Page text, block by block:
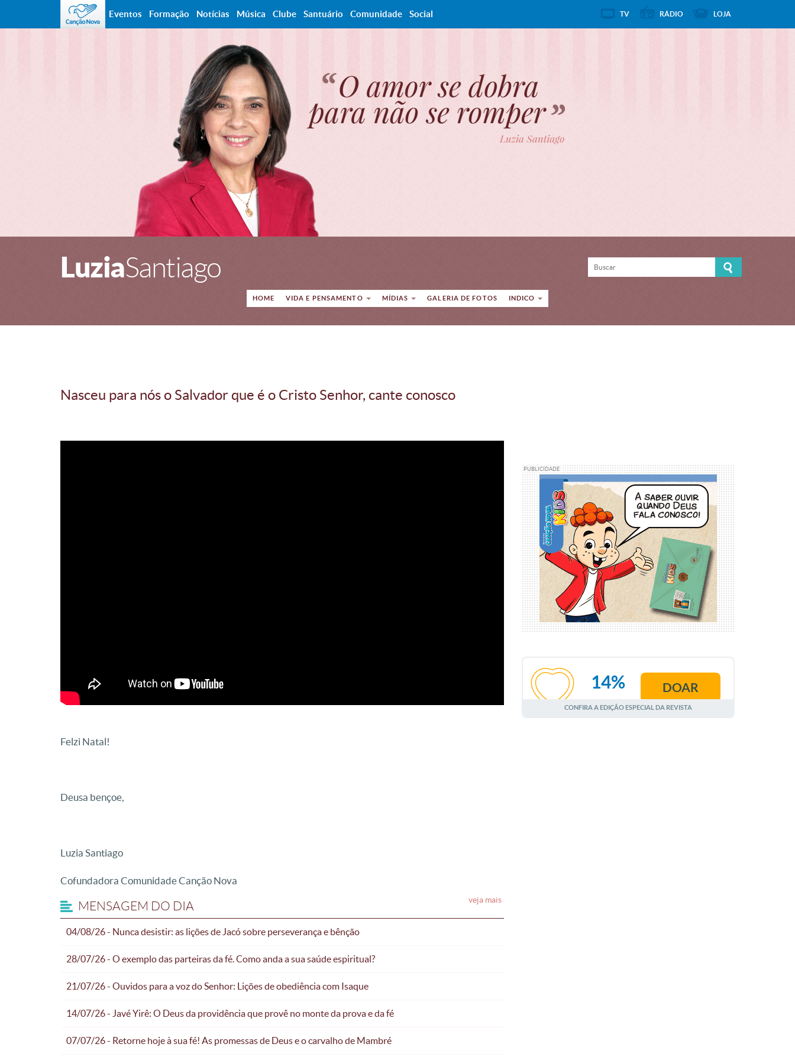
LuziaSantiago
HOME VIDA E PENSAMENTO MÍDIAS GALERIA DE FOTOS INDICO
Nasceu para nós o Salvador que é o Cristo Senhor, cante conosco
Felzi Natal!
Deusa bençoe,
Luzia Santiago
Cofundadora Comunidade Canção Nova
MENSAGEM DO DIA
04/08/26 - Nunca desistir: as lições de Jacó sobre perseverança e bênção
28/07/26 - O exemplo das parteiras da fé. Como anda a sua saúde espiritual?
21/07/26 - Ouvidos para a voz do Senhor: Lições de obediência com Isaque
14/07/26 - Javé Yirê: O Deus da providência que provê no monte da prova e da fé
07/07/26 - Retorne hoje à sua fé! As promessas de Deus e o carvalho de Mambré
veja mais
PUBLICIDADE
AGOSTO
14% DOAR
CONFIRA A EDIÇÃO ESPECIAL DA REVISTA
Eventos Formação Notícias Música Clube Santuário Comunidade Social TV RÁDIO LOJA